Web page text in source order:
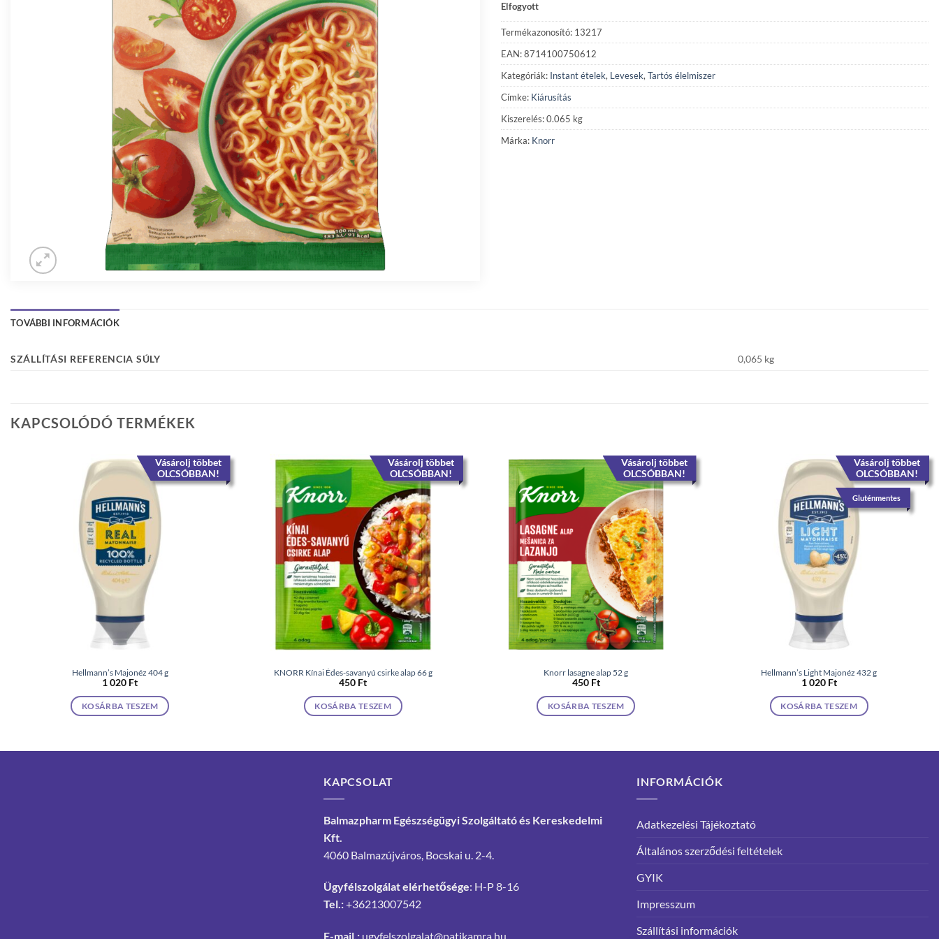
Elfogyott
Termékazonosító: 13217
EAN: 8714100750612
Kategóriák: Instant ételek, Levesek, Tartós élelmiszer
Címke: Kiárusítás
Kiszerelés: 0.065 kg
Márka: Knorr
TOVÁBBI INFORMÁCIÓK
SZÁLLÍTÁSI REFERENCIA SÚLY 0,065 kg
KAPCSOLÓDÓ TERMÉKEK
Vásárolj többet
OLCSÓBBAN!
Hellmann’s Majonéz 404 g
1 020 Ft
KOSÁRBA TESZEM
Vásárolj többet
OLCSÓBBAN!
KNORR Kínai Édes-savanyú csirke alap 66 g
450 Ft
KOSÁRBA TESZEM
Vásárolj többet
OLCSÓBBAN!
Knorr lasagne alap 52 g
450 Ft
KOSÁRBA TESZEM
Vásárolj többet
OLCSÓBBAN!
Gluténmentes
Hellmann’s Light Majonéz 432 g
1 020 Ft
KOSÁRBA TESZEM
KAPCSOLAT
Balmazpharm Egészségügyi Szolgáltató és Kereskedelmi
Kft.
4060 Balmazújváros, Bocskai u. 2-4.
Ügyfélszolgálat elérhetősége: H-P 8-16
Tel.:+36213007542
E-mail.: ugyfelszolgalat@patikamra.hu
INFORMÁCIÓK
Adatkezelési Tájékoztató
Általános szerződési feltételek
GYIK
Impresszum
Szállítási információk